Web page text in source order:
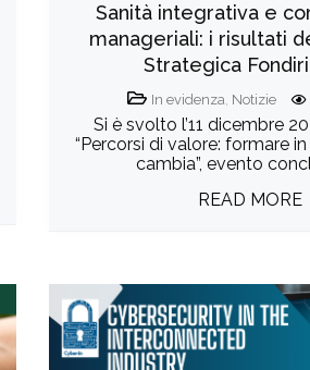
Sanità integrativa e
manageriali: i risultati
Strategica
In evidenza, Notizie
Si è svolto l’11 dicembre
“Percorsi di valore: formare
cambia”, evento
READ MORE